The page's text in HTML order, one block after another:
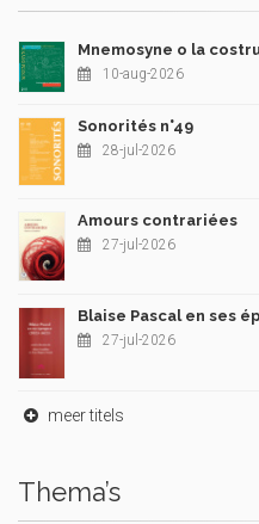
Mnemosyne o la
10-aug-2026
Sonorités n°49
28-jul-2026
Amours contrariées
27-jul-2026
Blaise Pascal en ses
27-jul-2026
meer titels
Thema’s